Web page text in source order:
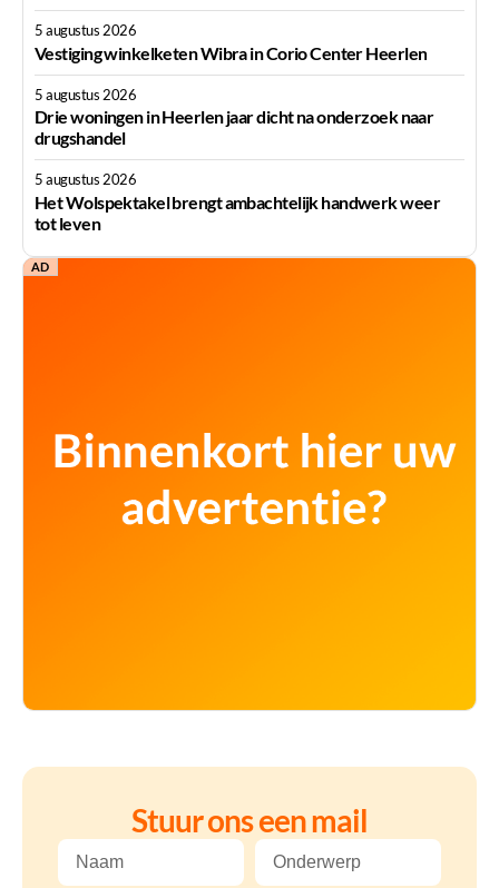
5 augustus 2026
Vestiging winkelketen Wibra in Corio Center Heerlen
5 augustus 2026
Drie woningen in Heerlen jaar dicht na onderzoek naar
drugshandel
5 augustus 2026
Het Wolspektakel brengt ambachtelijk handwerk weer
tot leven
AD
Stuur ons een mail